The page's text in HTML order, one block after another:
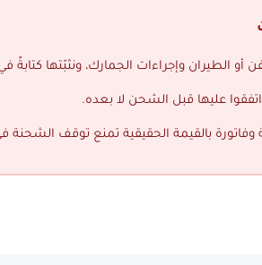
أو الطيران وإجراءات الجمارك، ونثبّتها كتابةً
عليها قبل الشحن لا بعده.
بالقيمة الحقيقية تمنع توقف الشحنة